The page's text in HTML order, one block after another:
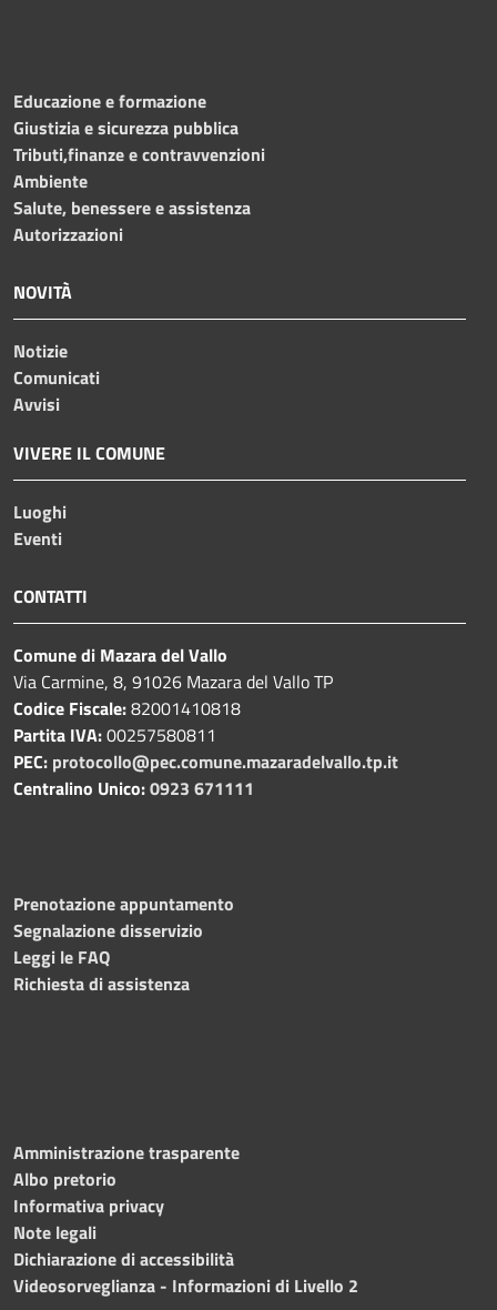
Educazione e formazione
Giustizia e sicurezza pubblica
Tributi,finanze e contravvenzioni
Ambiente
Salute, benessere e assistenza
Autorizzazioni
NOVITÀ
Notizie
Comunicati
Avvisi
VIVERE IL COMUNE
Luoghi
Eventi
CONTATTI
Comune di Mazara del Vallo
Via Carmine, 8, 91026 Mazara del Vallo TP
Codice Fiscale:82001410818
Partita IVA:00257580811
PEC: protocollo@pec.comune.mazaradelvallo.tp.it
Centralino Unico:0923 671111
Prenotazione appuntamento
Segnalazione disservizio
Leggi le FAQ
Richiesta di assistenza
Amministrazione trasparente
Albo pretorio
Informativa privacy
Note legali
Dichiarazione di accessibilità
Videosorveglianza - Informazioni di Livello 2